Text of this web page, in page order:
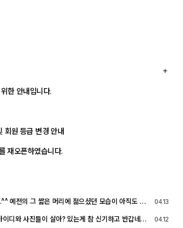
한 안내입니다.
회원 등급 변경 안내
재오픈하였습니다.
예전의 그 짧은 머리에 젊으셨던 모습이 아직도 기
가능한 계속 홈페이지를 유지할 예정입니다. 생각
요.^^
04.13
이디와 사진들이 살아? 있는게 참 신기하고 반갑네요
04.12